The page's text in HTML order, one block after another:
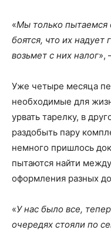
«Мы только пытаемся
боятся, что их надует
возьмет с них налог»,
Уже четыре месяца
необходимые для
урвать тарелку, в
раздобыть пару
немного пришлось
пытаются найти
оформления разных
«У нас было все,
очередях стояли по